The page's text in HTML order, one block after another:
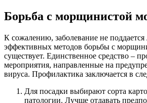
Борьба с морщинистой
К сожалению, заболевание не
эффективных методов борьбы с
существует. Единственное средство –
мероприятия, направленные на
вируса. Профилактика заключается в
Для посадки выбирают сорта
патологии. Лучше отдавать